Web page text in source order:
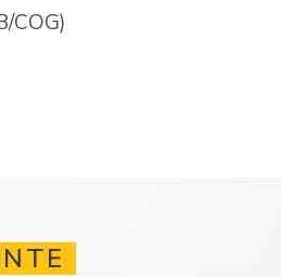
COG)